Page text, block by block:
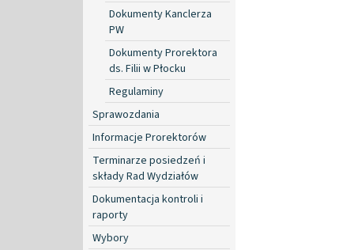
Dokumenty Kanclerza
PW
Dokumenty Prorektora
ds. Filii w Płocku
Regulaminy
Sprawozdania
Informacje Prorektorów
Terminarze posiedzeń i
składy Rad Wydziałów
Dokumentacja kontroli i
raporty
Wybory